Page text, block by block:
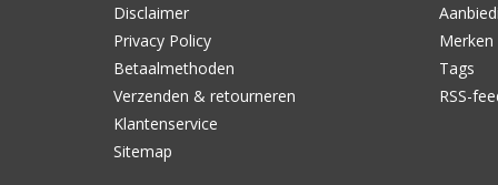
Disclaimer
Privacy Policy
Betaalmethoden
Verzenden & retourneren
Klantenservice
Sitemap
Merken
Tags
RSS-